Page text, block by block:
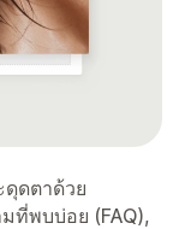
ดุดตาด้วย
ที่พบบ่อย (FAQ),